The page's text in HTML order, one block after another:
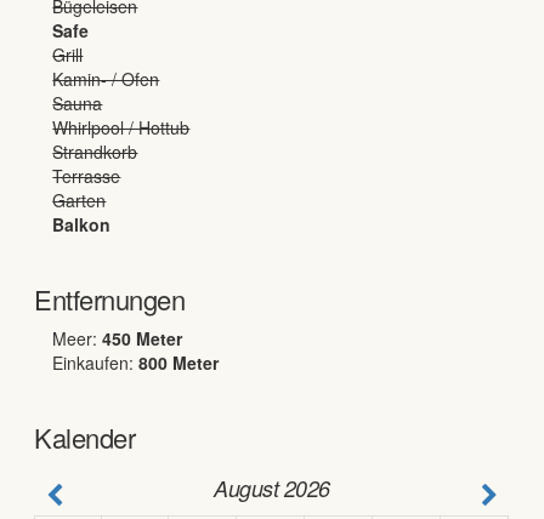
Bügeleisen
Safe
Grill
Kamin- / Ofen
Sauna
Whirlpool / Hottub
Strandkorb
Terrasse
Garten
Balkon
Entfernungen
Meer:450 Meter
Einkaufen:800 Meter
Kalender
August 2026